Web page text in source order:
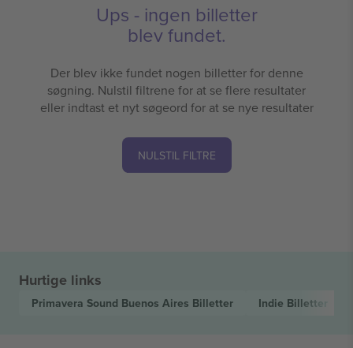
Ups - ingen billetter
blev fundet.
Der blev ikke fundet nogen billetter for denne
søgning. Nulstil filtrene for at se flere resultater
eller indtast et nyt søgeord for at se nye resultater
NULSTIL FILTRE
Hurtige links
Primavera Sound Buenos Aires Billetter Indie Billetter